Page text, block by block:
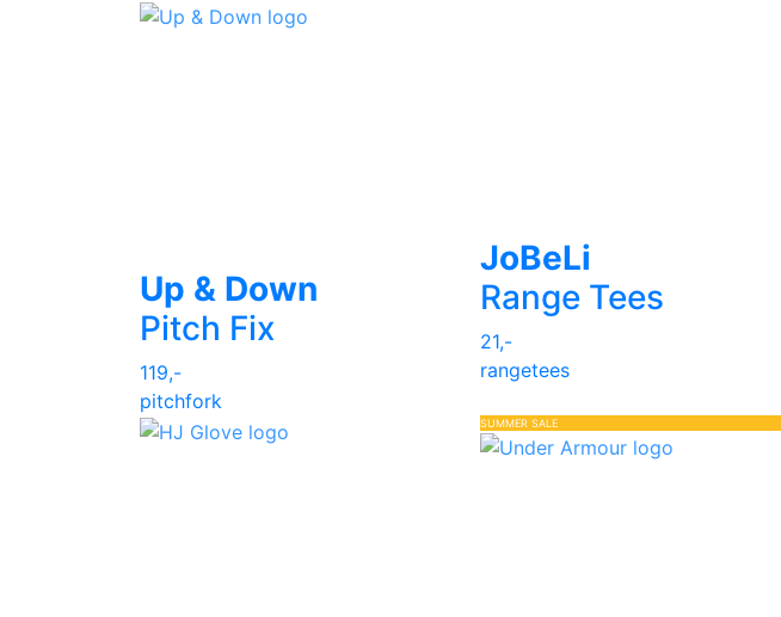
Up & Down
Pitch Fix
119,-
pitchfork
JoBeLi
Range Tees
21,-
rangetees
SUMMER SALE